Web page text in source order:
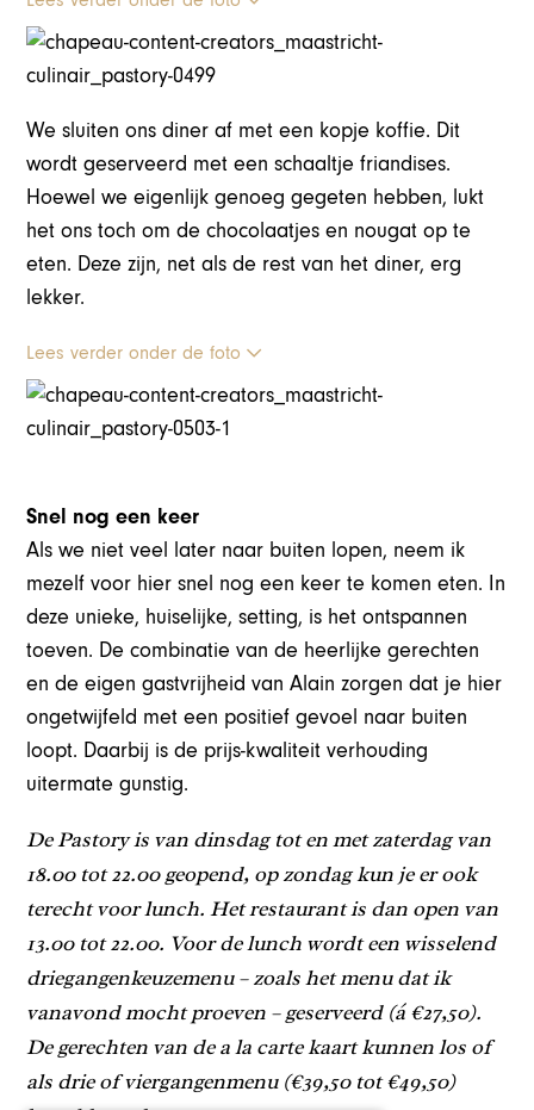
We sluiten ons diner af met een kopje koffie. Dit
wordt geserveerd met een schaaltje friandises.
Hoewel we eigenlijk genoeg gegeten hebben, lukt
het ons toch om de chocolaatjes en nougat op te
eten. Deze zijn, net als de rest van het diner, erg
lekker.
Lees verder onder de foto
Snel nog een keer
Als we niet veel later naar buiten lopen, neem ik
mezelf voor hier snel nog een keer te komen eten. In
deze unieke, huiselijke, setting, is het ontspannen
toeven. De combinatie van de heerlijke gerechten
en de eigen gastvrijheid van Alain zorgen dat je hier
ongetwijfeld met een positief gevoel naar buiten
loopt. Daarbij is de prijs-kwaliteit verhouding
uitermate gunstig.
De Pastory is van dinsdag tot en met zaterdag van
18.00 tot 22.00 geopend, op zondag kun je er ook
terecht voor lunch. Het restaurant is dan open van
13.00 tot 22.00. Voor de lunch wordt een wisselend
driegangenkeuzemenu – zoals het menu dat ik
vanavond mocht proeven – geserveerd (á €27,50).
De gerechten van de a la carte kaart kunnen los of
als drie of viergangenmenu (€39,50 tot €49,50)